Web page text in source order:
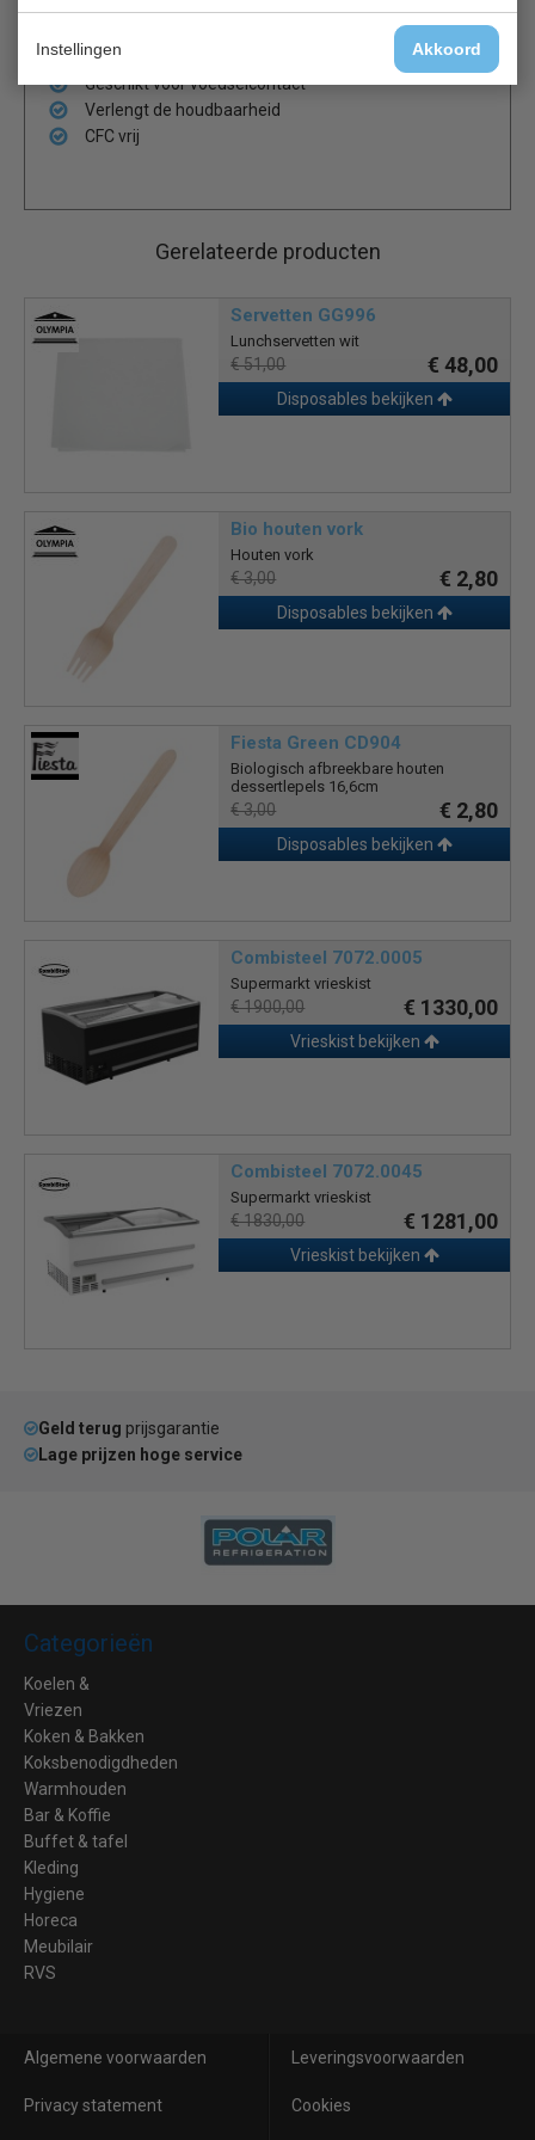
Instellingen Akkoord
Inclusief klikdeksel
Geschikt voor voedselcontact
Verlengt de houdbaarheid
CFC vrij
Gerelateerde producten
Servetten GG996
Lunchservetten wit
€ 51,00 € 48,00
Disposables bekijken
Bio houten vork
Houten vork
€ 3,00 € 2,80
Disposables bekijken
Fiesta Green CD904
Biologisch afbreekbare houten
dessertlepels 16,6cm
€ 3,00 € 2,80
Disposables bekijken
Combisteel 7072.0005
Supermarkt vrieskist
€ 1900,00 € 1330,00
Vrieskist bekijken
Combisteel 7072.0045
Supermarkt vrieskist
€ 1830,00 € 1281,00
Vrieskist bekijken
Geld terug prijsgarantie
Lage prijzen hoge service
Categorieën
Koelen &
Vriezen
Koken & Bakken
Koksbenodigdheden
Warmhouden
Bar & Koffie
Buffet & tafel
Kleding
Hygiene
Horeca
Meubilair
RVS
Algemene voorwaarden Leveringsvoorwaarden
Privacy statement Cookies